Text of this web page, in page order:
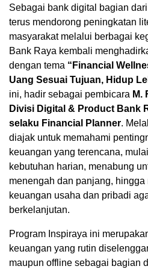
Sebagai bank digital bagian
terus mendorong peningkatan
masyarakat melalui berbagai
Bank Raya kembali
dengan tema “Financial
Uang Sesuai Tujuan, Hidup
ini, hadir sebagai pembicara M.
Divisi Digital & Product Bank
selaku Financial Planner.
diajak untuk memahami
keuangan yang terencana,
kebutuhan harian, menabung
menengah dan panjang,
keuangan usaha dan pribadi
berkelanjutan.
Program Inspiraya ini
keuangan yang rutin
maupun offline sebagai bagian